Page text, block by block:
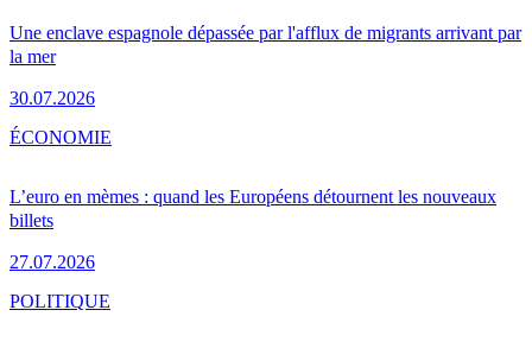
Une enclave espagnole dépassée par l'afflux de migrants arrivant par
la mer
30.07.2026
L’euro en mèmes : quand les Européens détournent les nouveaux
billets
27.07.2026
ÉCONOMIE
POLITIQUE